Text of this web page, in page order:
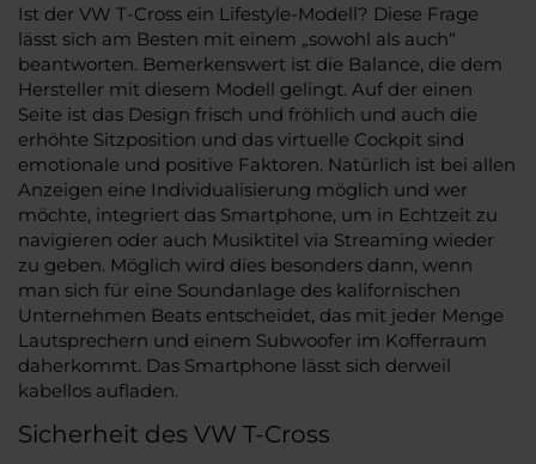
Ist der VW T-Cross ein Lifestyle-Modell? Diese Frage
lässt sich am Besten mit einem „sowohl als auch“
beantworten. Bemerkenswert ist die Balance, die dem
Hersteller mit diesem Modell gelingt. Auf der einen
Seite ist das Design frisch und fröhlich und auch die
erhöhte Sitzposition und das virtuelle Cockpit sind
emotionale und positive Faktoren. Natürlich ist bei allen
Anzeigen eine Individualisierung möglich und wer
möchte, integriert das Smartphone, um in Echtzeit zu
navigieren oder auch Musiktitel via Streaming wieder
zu geben. Möglich wird dies besonders dann, wenn
man sich für eine Soundanlage des kalifornischen
Unternehmen Beats entscheidet, das mit jeder Menge
Lautsprechern und einem Subwoofer im Kofferraum
daherkommt. Das Smartphone lässt sich derweil
kabellos aufladen.
Sicherheit des VW T-Cross